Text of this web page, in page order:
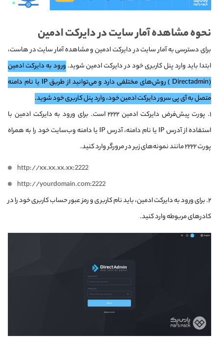
نحوه مشاهده آمار سایت در دایرکت ادمین
برای دسترسی به آمار سایت در دایرکت ادمین و مشاهده آمار سایت در هاست،
ابتدا باید وارد پنل کاربری خود در دایرکت ادمین شوید. ورود به دایرکت ادمین
(Directadmin ) روش‌های مختلفی دارد و می‌توانید از طریق IP یا نام دامنه
متصل به آی پی سرور دایرکت ادمین خود، وارد پنل کاربری خود شوید.
۱. پورت پیش‌فرض دایرکت ادمین ۲۲۲۲ است. برای ورود به دایرکت ادمین با
استفاده از آدرس IP یا نام دامنه، آدرس IP یا دامنه وب‌سایت خود را به همراه
پورت ۲۲۲۲ مانند نمونه‌های زیر در مرورگر وارد کنید.
http://xx.xx.xx.xx:2222
http://yourdomain.com:2222
۲. برای ورود به دایرکت ادمین، باید نام کاربری و رمز عبور حساب کاربری خود را در
کادرهای مربوطه وارد کنید.